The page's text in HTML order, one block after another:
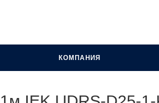
КОМПАНИЯ